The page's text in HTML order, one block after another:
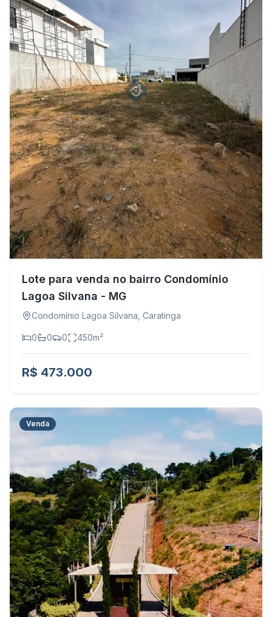
Lote para venda no bairro Condomínio
Lagoa Silvana - MG
Condomínio Lagoa Silvana Caratinga
0 0 0 450m²
R$ 473.000
Venda